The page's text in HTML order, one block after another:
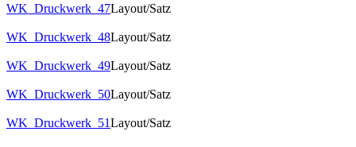
WK_Druckwerk_47Layout/Satz
WK_Druckwerk_48Layout/Satz
WK_Druckwerk_49Layout/Satz
WK_Druckwerk_50Layout/Satz
WK_Druckwerk_51Layout/Satz